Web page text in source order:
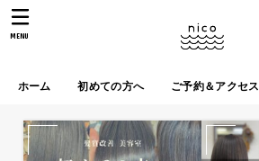
ホーム 初めての方へ ご予約＆アクセス
MENU